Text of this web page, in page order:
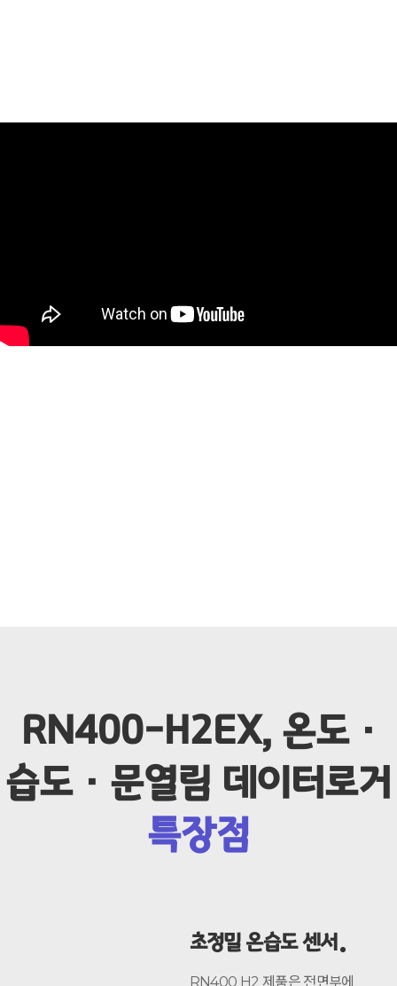
RN400-H2EX, 온도 ·
습도 · 문열림 데이터로거
특장점
초정밀 온습도 센서
RN400 H2 제품은 전면부에